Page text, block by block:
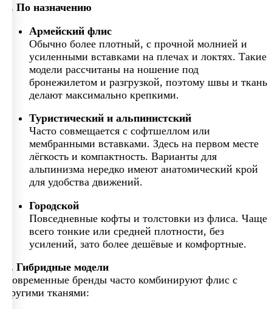
2. По назначению
Армейский флис
Обычно более плотный, с прочной молнией и
усиленными вставками на плечах и локтях. Такие
модели рассчитаны на ношение под
бронежилетом и разгрузкой, поэтому швы и ткань
делают максимально крепкими.
Туристический и альпинистский
Часто совмещается с софтшеллом или
мембранными вставками. Здесь на первом месте
лёгкость и компактность. Варианты для
альпинизма нередко имеют анатомический крой
для удобства движений.
Городской
Повседневные кофты и толстовки из флиса. Чаще
всего тонкие или средней плотности, без
усилений, зато более дешёвые и комфортные.
3. Гибридные модели
Современные бренды часто комбинируют флис с
другими тканями: